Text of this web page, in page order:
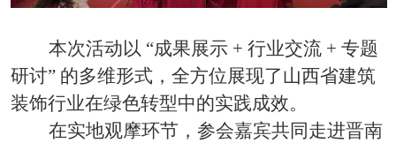
本次活动以 “成果展示 + 行业交流 + 专题
研讨” 的多维形式，全方位展现了山西省建筑
装饰行业在绿色转型中的实践成效。
在实地观摩环节，参会嘉宾共同走进晋南